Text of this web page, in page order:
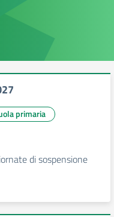
primaria
di sospensione